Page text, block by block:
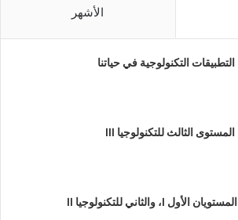
الأشهر
التطبيقات التكنولوجية في حياتنا
المستوى الثالث للتكنولوجيا III
المستويان الأول I، والثاني للتكنولوجيا II